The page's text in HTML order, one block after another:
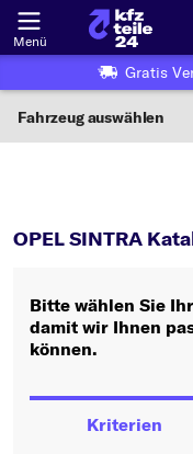
Menü
Gratis
Fahrzeug auswählen
Wo finde ich die?
Oder
Hersteller wählen
OPEL SINTRA
Bitte wählen Sie
damit wir Ihnen
können.
Kriterien